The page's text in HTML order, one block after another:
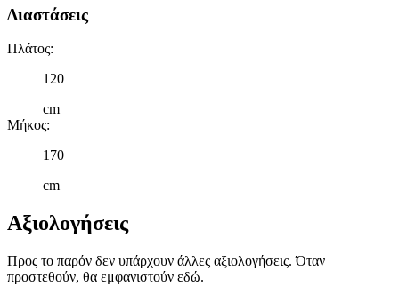
Διαστάσεις
Πλάτος:
120
cm
Μήκος:
170
cm
Αξιολογήσεις
Προς το παρόν δεν υπάρχουν άλλες αξιολογήσεις. Όταν
προστεθούν, θα εμφανιστούν εδώ.